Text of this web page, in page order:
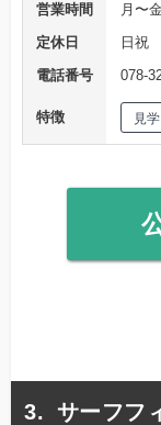
営業時間
月〜
定休日
日祝
電話番号
078-
特徴 見
サーフフ